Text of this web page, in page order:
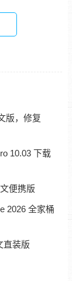
版，修复
10.03 下载
便携版
2026 全家桶
直装版